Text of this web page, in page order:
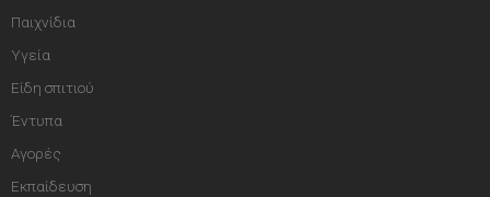
Παιχνίδια
Υγεία
Είδη σπιτιού
Έντυπα
Αγορές
Εκπαίδευση